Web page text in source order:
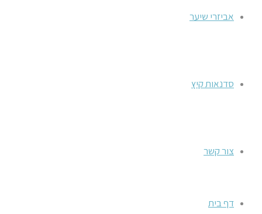
אביזרי שיער
סדנאות קיץ
צור קשר
דף בית